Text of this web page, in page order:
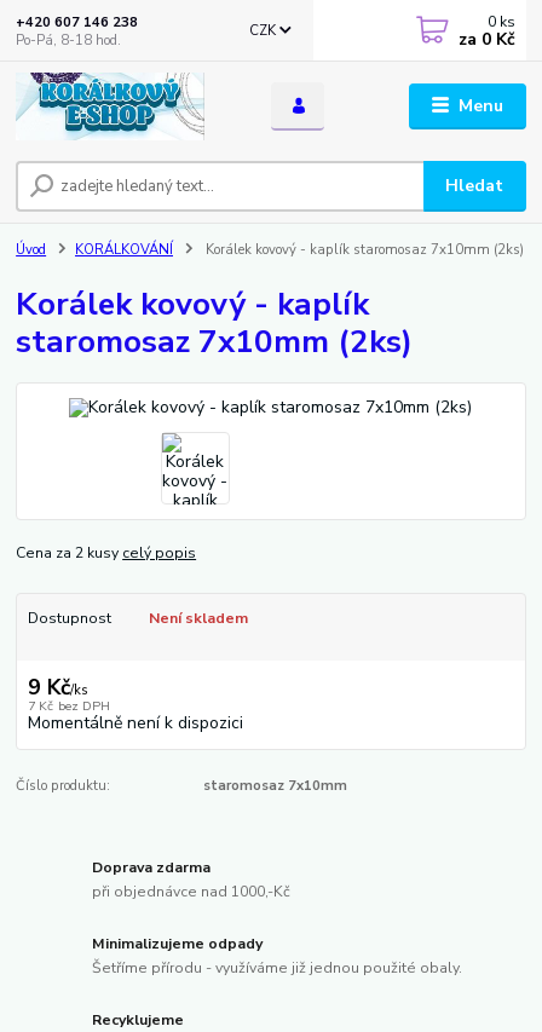
Menu
CZK
Hledat
+420 607 146 238
Po-Pá, 8-18 hod.
0 ks
za 0 Kč
Úvod KORÁLKOVÁNÍ Korálek kovový - kaplík staromosaz 7x10mm (2ks)
Korálek kovový - kaplík
staromosaz 7x10mm (2ks)
Cena za 2 kusy celý popis
Dostupnost Není skladem
9 Kč/ks
7 Kč bez DPH
Momentálně není k dispozici
Číslo produktu: staromosaz 7x10mm
Doprava zdarma
při objednávce nad 1000,-Kč
Minimalizujeme odpady
Šetříme přírodu - využíváme již jednou použité obaly.
Recyklujeme